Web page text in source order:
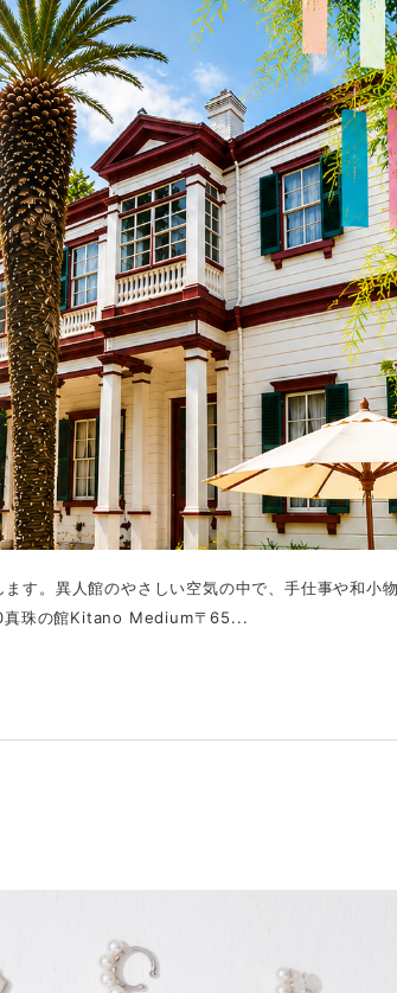
す。異人館のやさしい空気の中で、手仕事や和小
真珠の館Kitano Medium〒65...